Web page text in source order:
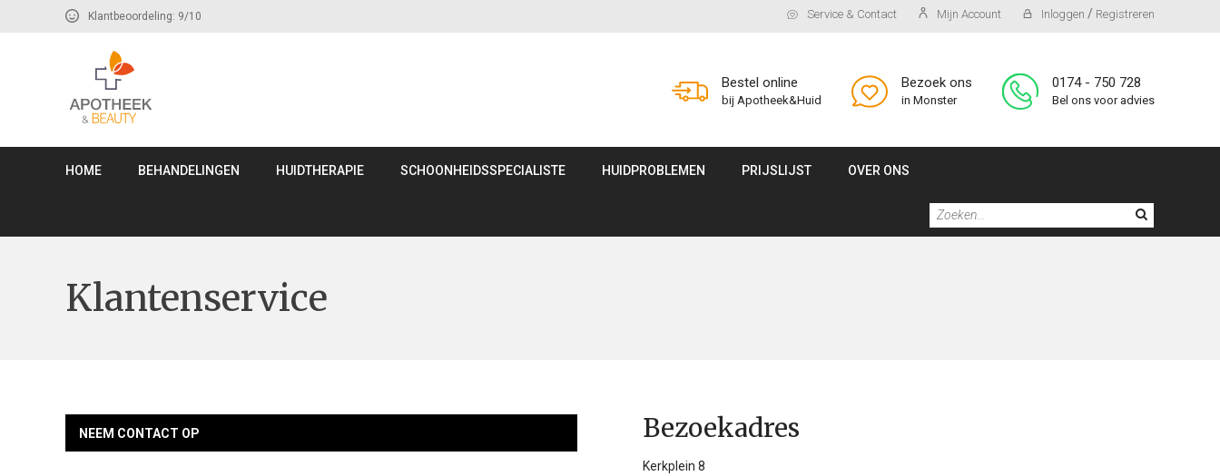
Klantbeoordeling: 9/10 Service & Contact Mijn Account Inloggen / Registreren
Bestel online
bij Apotheek&Huid
Bezoek ons
in Monster
0174 - 750 728
Bel ons voor advies
HOME BEHANDELINGEN HUIDTHERAPIE SCHOONHEIDSSPECIALISTE HUIDPROBLEMEN PRIJSLIJST OVER ONS
Klantenservice
Bezoekadres
Kerkplein 8
NEEM CONTACT OP